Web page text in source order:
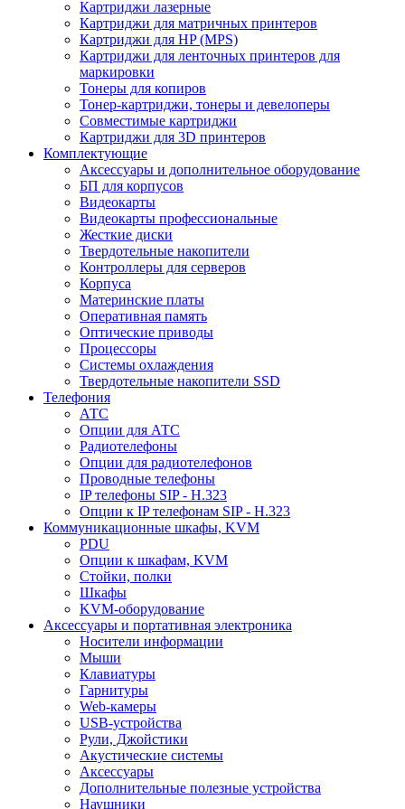
Картриджи лазерные
Картриджи для матричных принтеров
Картриджи для HP (MPS)
Картриджи для ленточных принтеров для
маркировки
Тонеры для копиров
Тонер-картриджи, тонеры и девелоперы
Совместимые картриджи
Картриджи для 3D принтеров
Комплектующие
Аксессуары и дополнительное оборудование
БП для корпусов
Видеокарты
Видеокарты профессиональные
Жесткие диски
Твердотельные накопители
Контроллеры для серверов
Корпуса
Материнские платы
Оперативная память
Оптические приводы
Процессоры
Системы охлаждения
Твердотельные накопители SSD
Телефония
АТС
Опции для АТС
Радиотелефоны
Опции для радиотелефонов
Проводные телефоны
IP телефоны SIP - H.323
Опции к IP телефонам SIP - H.323
Коммуникационные шкафы, KVM
PDU
Опции к шкафам, KVM
Стойки, полки
Шкафы
KVM-оборудование
Аксессуары и портативная электроника
Носители информации
Мыши
Клавиатуры
Гарнитуры
Web-камеры
USB-устройства
Рули, Джойстики
Акустические системы
Аксессуары
Дополнительные полезные устройства
Наушники